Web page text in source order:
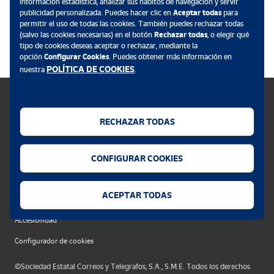
Podremos disfrutar con una exposición itinerante de todas las
obras finalistas además de las dos ganadoras que comenzará en
Madrid, Palacio de Cibeles del 5 de febrero al 3 de marzo,
continuando por diferentes sedes de Correos de España.
Diseño de Sellos 2019 desde Correos se anima a participar para
difundir el valor del sello como medio de soporte de expresión
artística, de contador de historias y transmisor de cultura, además
por supuesto, de su función como elemento de franqueo.
Política de cookies
Privacidad web
Accesibilidad
Configurador de cookies
©Sociedad Estatal Correos y Telegrafos, S.A., S.M.E. Todos los derechos
publicidad personalizada. Puedes hacer clic en Aceptar todaspara
permitir el uso de todas las cookies. También puedes rechazar todas
(salvo las cookies necesarias) en el botón Rechazar todas, o elegir qué
tipo de cookies deseas aceptar o rechazar, mediante la
opción Configurar Cookies. Puedes obtener más información en
nuestra POLÍTICA DE COOKIES.
RECHAZAR TODAS
CONFIGURAR COOKIES
ACEPTAR TODAS